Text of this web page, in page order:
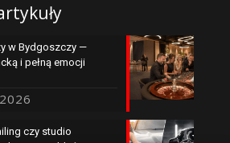
w Bydgoszczy —
i pełną emocji
czy studio